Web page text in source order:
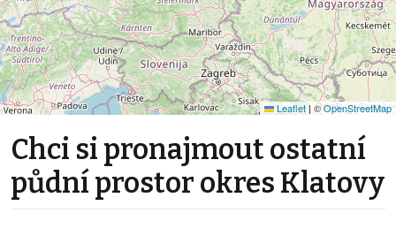
Leaflet | ©OpenStreetMap
Chci si pronajmout ostatní
půdní prostor okres Klatovy